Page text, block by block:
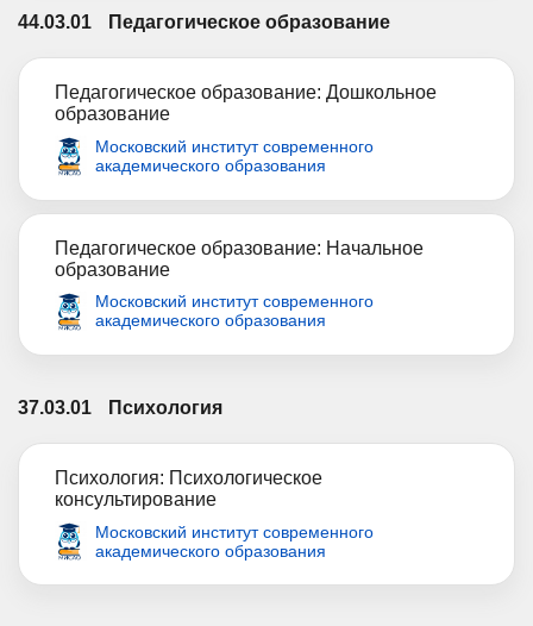
44.03.01 Педагогическое образование
Педагогическое образование: Дошкольное
образование
Московский институт современного
академического образования
Педагогическое образование: Начальное
образование
Московский институт современного
академического образования
37.03.01 Психология
Психология: Психологическое
консультирование
Московский институт современного
академического образования